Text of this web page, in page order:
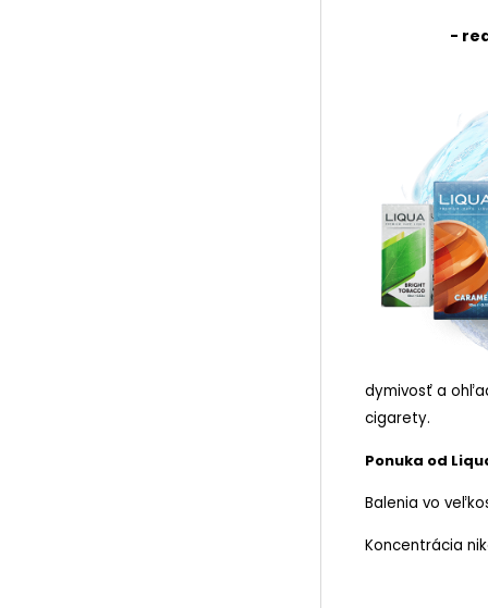
-
dymivosť a
cigarety.
Ponuka od
Balenia vo
Koncentrácia